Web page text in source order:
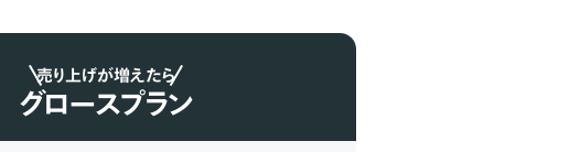
売り上げが増えたら
グロースプラン